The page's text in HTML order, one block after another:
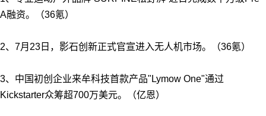
A融资。（36氪）
2、7月23日，影石创新正式官宣进入无人机市场。（36氪）
3、中国初创企业来牟科技首款产品"Lymow One"通过
Kickstarter众筹超700万美元。（亿恩）